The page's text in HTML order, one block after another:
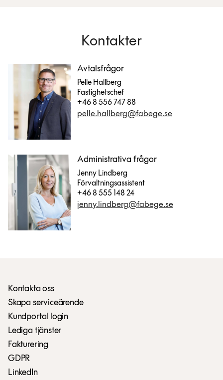
Kontakter
Avtalsfrågor
Pelle Hallberg
Fastighetschef
+46 8 556 747 88
pelle.hallberg@fabege.se
Administrativa frågor
Jenny Lindberg
Förvaltningsassistent
+46 8 555 148 24
jenny.lindberg@fabege.se
Kontakta oss
Skapa serviceärende
Kundportal login
Lediga tjänster
Fakturering
GDPR
LinkedIn